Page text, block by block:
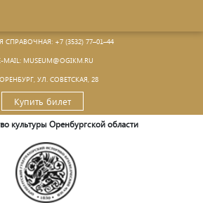
СПРАВОЧНАЯ: +7 (3532) 77–01–44
MAIL: MUSEUM@OGIKM.RU
УЛ. СОВЕТСКАЯ, 28
Купить билет
культуры Оренбургской области